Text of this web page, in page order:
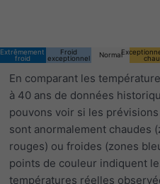
Extrêmement
froid
Froid
exceptionnel
Normal
En comparant les
à 40 ans de données
pouvons voir si les
sont anormalement chaudes
rouges) ou froides (zones
points de couleur indiquent
températures réelles